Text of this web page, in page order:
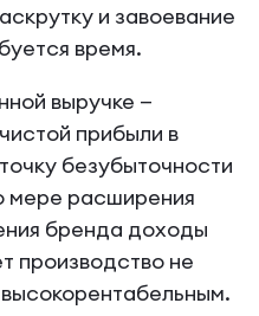
и завоевание
время.
выручке —
прибыли в
безубыточности
мере расширения
бренда доходы
производство не